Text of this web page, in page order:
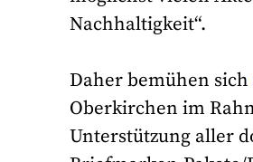
Nachhaltigkeit“.
Daher bemühen sich
Oberkirchen im
Unterstützung aller